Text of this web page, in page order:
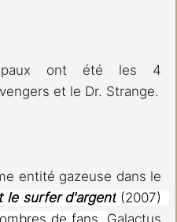
ont été les 4
et le Dr. Strange.
entité gazeuse dans le
le surfer d'argent (2007)